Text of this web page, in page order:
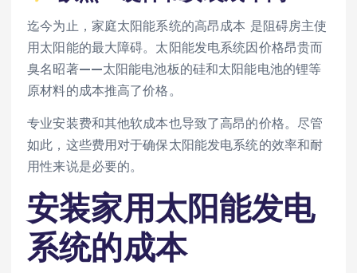
迄今为止，家庭太阳能系统的高昂成本 是阻碍房主使
用太阳能的最大障碍。太阳能发电系统因价格昂贵而
臭名昭著——太阳能电池板的硅和太阳能电池的锂等
原材料的成本推高了价格。
专业安装费和其他软成本也导致了高昂的价格。尽管
如此，这些费用对于确保太阳能发电系统的效率和耐
用性来说是必要的。
安装家用太阳能发电
系统的成本